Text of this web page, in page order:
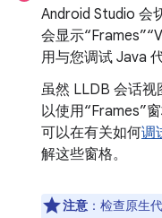
Android Studio 会
会显示
用与您调试 Java
虽然 LLDB 会话视
以使用“Frames”
可以在有关如何调
解这些窗格。
注意 ：检查原生